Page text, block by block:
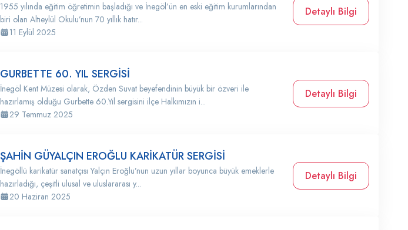
1955 yılında eğitim öğretimin başladığı ve İnegöl’ün en eski eğitim kurumlarından
biri olan Altıeylül Okulu’nun 70 yıllık hatır...
11 Eylül 2025
Detaylı Bilgi
GURBETTE 60. YIL SERGİSİ
İnegöl Kent Müzesi olarak, Özden Suvat beyefendinin büyük bir özveri ile
hazırlamış olduğu Gurbette 60.Yıl sergisini ilçe Halkımızın i...
29 Temmuz 2025
Detaylı Bilgi
ŞAHİN GÜYALÇIN EROĞLU KARİKATÜR SERGİSİ
İnegöllü karikatür sanatçısı Yalçın Eroğlu’nun uzun yıllar boyunca büyük emeklerle
hazırladığı, çeşitli ulusal ve uluslararası y...
20 Haziran 2025
Detaylı Bilgi